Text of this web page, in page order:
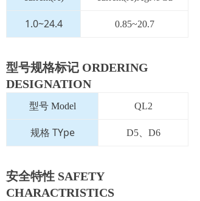
1.0~24.4 0.85~20.7
型号规格标记 ORDERING
DESIGNATION
型号 Model QL2
规格 TYpe D5、D6
安全特性 SAFETY
CHARACTRISTICS